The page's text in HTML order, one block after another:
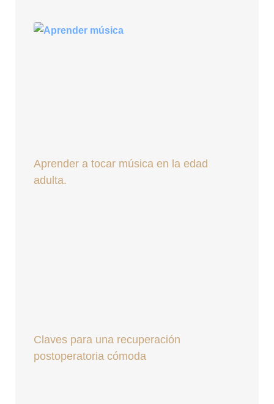
Aprender a tocar música en la edad
adulta.
Claves para una recuperación
postoperatoria cómoda